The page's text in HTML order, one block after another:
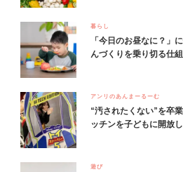
暮らし
「今日のお昼なに？」
んづくりを乗り切る仕
アンリのあんまーるーむ
“汚されたくない”を卒
ッチンを子どもに開放
遊び